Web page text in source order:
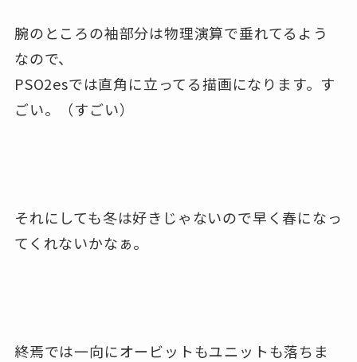
腕のところの袖部分は物理演算で垂れてるよう
なので、
PSO2esでは直角に立ってる描画になります。す
ごい。（すごい）
それにしても冬は好きじゃないので早く春になっ
てくれないかなぁ。
終焉では一向にオービットもユニットも落ちま